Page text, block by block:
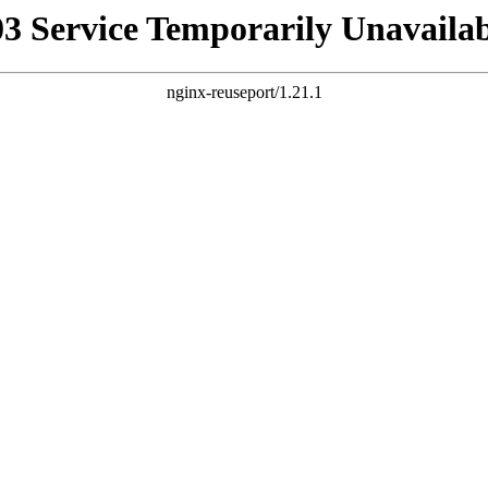
Service Temporarily
nginx-reuseport/1.21.1